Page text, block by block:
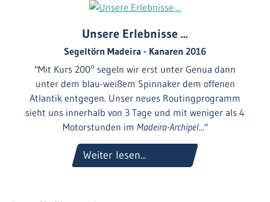
Unsere Erlebnisse ...
Segeltörn Madeira - Kanaren 2016
"Mit Kurs 200° segeln wir erst unter Genua dann
unter dem blau-weißem Spinnaker dem offenen
Atlantik entgegen. Unser neues Routingprogramm
sieht uns innerhalb von 3 Tage und mit weniger als 4
Motorstunden im Madeira-Archipel..."
Weiter lesen...